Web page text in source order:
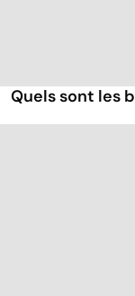
Quels sont les